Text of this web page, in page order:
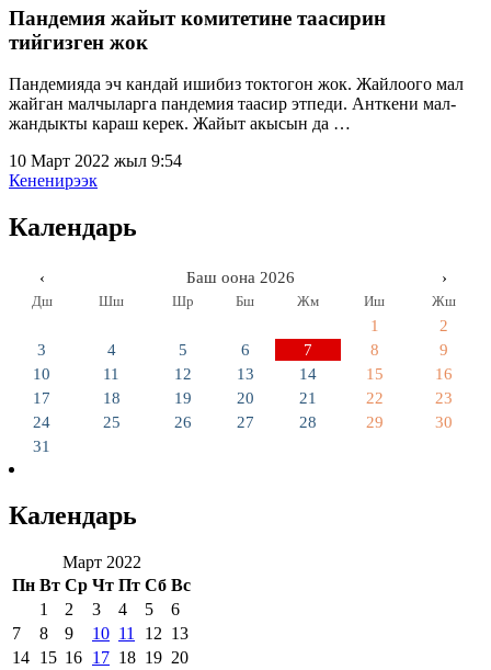
Пандемия жайыт комитетине таасирин
тийгизген жок
Пандемияда эч кандай ишибиз токтогон жок. Жайлоого мал
жайган малчыларга пандемия таасир этпеди. Анткени мал-
жандыкты караш керек. Жайыт акысын да …
10 Март 2022 жыл 9:54
Кененирээк
Календарь
‹ Баш оона 2026 ›
Дш Шш Шр Бш Жм Иш Жш
1
2
3
4 5 6 7 8
9
10
11 12 13 14 15
16
17
18 19 20 21 22
23
24
25 26 27 28 29
30
31
Календарь
Март 2022
Пн Вт Ср Чт Пт Сб Вс
1
2 3 4 5
6
7
8 9 10 11 12 13
14 15 16 17 18 19 20